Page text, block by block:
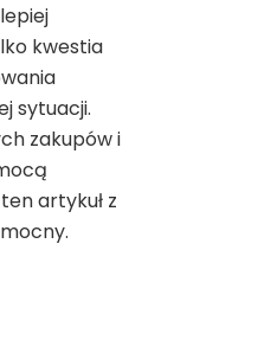
kwestia
sytuacji.
zakupów i
artykuł z